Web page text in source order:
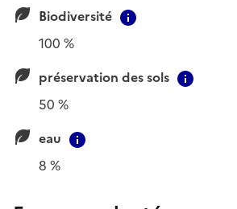
Biodiversité
100 %
préservation des sols
50 %
eau
8 %